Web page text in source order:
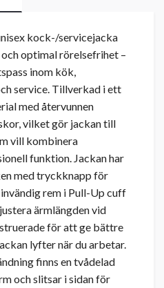
kock-/servicejacka
optimal rörelsefrihet –
inom kök,
service. Tillverkad i ett
med återvunnen
vilket gör jackan till
vill kombinera
funktion. Jackan har
med tryckknapp för
rem i Pull-Up cuff
ärmlängden vid
för att ge bättre
lyfter när du arbetar.
finns en tvådelad
och slitsar i sidan för